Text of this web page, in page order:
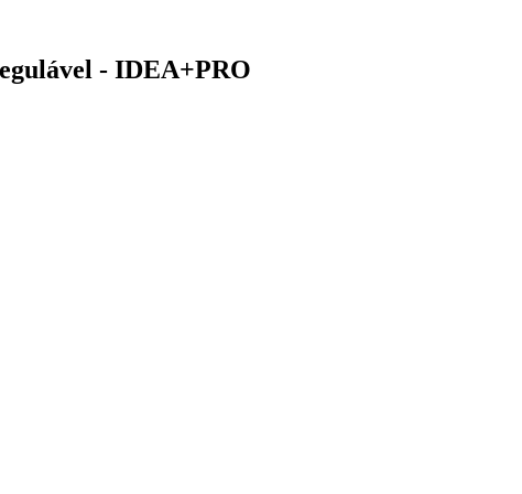
- IDEA+PRO